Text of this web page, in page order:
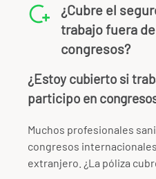
¿Cubre el
trabajo fuera
congresos?
¿Estoy cubierto si
participo en
Muchos profesionales
congresos
extranjero. ¿La póliza